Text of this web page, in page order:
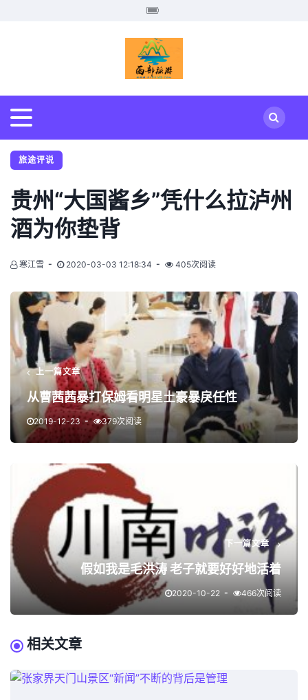
旅途评说
贵州“大国酱乡”凭什么拉泸州
酒为你垫背
寒江雪 2020-03-03 12:18:34 405次阅读
上一篇文章
从曹茜茜暴打保姆看明星土豪暴戾任性
2019-12-23 379次阅读
下一篇文章
假如我是毛洪涛 老子就要好好地活着
2020-10-22 466次阅读
相关文章